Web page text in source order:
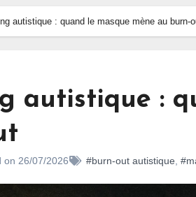
autistique : quand le masque mène au burn-
autistique :
on 26/07/2026 #burn-out autistique